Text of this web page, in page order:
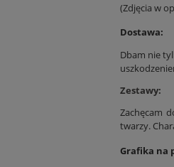
(Zdjęcia w
Dostawa:
Dbam nie
Zestawy:
Zachęcam
twarzy.
Grafika na